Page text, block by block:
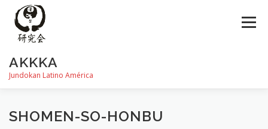
contenido
AKKKA
Jundokan Latino América
Menú
HISTORIA DOJOS INSTRUCTORES
SHOMEN-SO-HONBU